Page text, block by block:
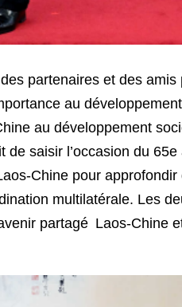
partenaires et des amis
au
au développement
saisir l’occasion du
Chine pour
multilatérale. Les
partagé Laos-Chine